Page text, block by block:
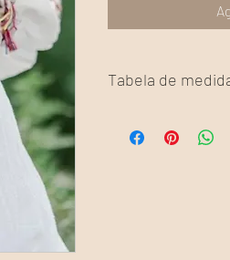
Tabela de
Tamanho Busto